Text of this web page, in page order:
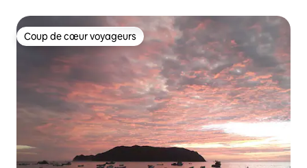
Coup de cœur voyageurs
Coup de cœur voyageurs